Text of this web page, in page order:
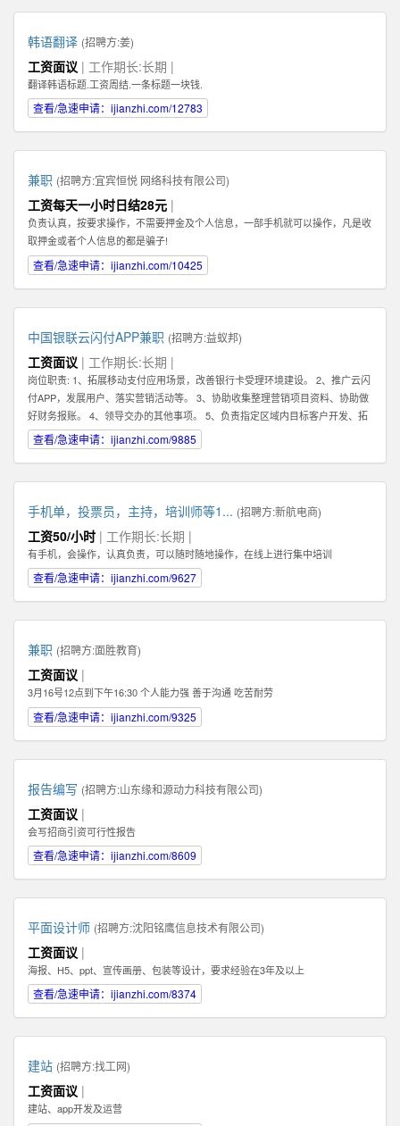
韩语翻译 (招聘方:姜)
工资面议 | 工作期长:长期 |
翻译韩语标题.工资周结.一条标题一块钱.
查看/急速申请：ijianzhi.com/12783
兼职 (招聘方:宜宾恒悦 网络科技有限公司)
工资每天一小时日结28元 |
负责认真，按要求操作，不需要押金及个人信息，一部手机就可以操作，凡是收
取押金或者个人信息的都是骗子!
查看/急速申请：ijianzhi.com/10425
中国银联云闪付APP兼职 (招聘方:益蚁邦)
工资面议 | 工作期长:长期 |
岗位职责: 1、拓展移动支付应用场景，改善银行卡受理环境建设。 2、推广云闪
付APP，发展用户、落实营销活动等。 3、协助收集整理营销项目资料、协助做
好财务报账。 4、领导交办的其他事项。 5、负责指定区域内目标客户开发、拓
展、维护 6、根据市场业务发展，提出积极的、符合产品的市场发展的建议和意
见。 7、迅速反馈目标市场客户的信息，及时完善服务。 8、完成销售业绩指
吃苦耐劳的精神，能够在压力下完成任务。 2、具有良好的沟通能力及客户服务
意识，可以与客户进行良好的沟通。 任职资格: 1、有强烈的责任心，以及具有
吃苦耐劳的精神，能够在压力下完成任务。 2、具有良好的沟通能力及客户服务
意识，可以与客户进行良好的沟通。
查看/急速申请：ijianzhi.com/9885
手机单，投票员，主持，培训师等1... (招聘方:新航电商)
工资50/小时 | 工作期长:长期 |
有手机，会操作，认真负责，可以随时随地操作，在线上进行集中培训
查看/急速申请：ijianzhi.com/9627
兼职 (招聘方:面胜教育)
工资面议 |
3月16号12点到下午16:30 个人能力强 善于沟通 吃苦耐劳
查看/急速申请：ijianzhi.com/9325
报告编写 (招聘方:山东缘和源动力科技有限公司)
工资面议 |
会写招商引资可行性报告
查看/急速申请：ijianzhi.com/8609
平面设计师 (招聘方:沈阳铭鹰信息技术有限公司)
工资面议 |
海报、H5、ppt、宣传画册、包装等设计，要求经验在3年及以上
查看/急速申请：ijianzhi.com/8374
建站 (招聘方:找工网)
工资面议 |
建站、app开发及运营